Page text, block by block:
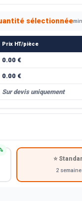
sélectionnée
Prix HT/pièce
0.00 €
0.00 €
Sur devis uniquement
⭐
2